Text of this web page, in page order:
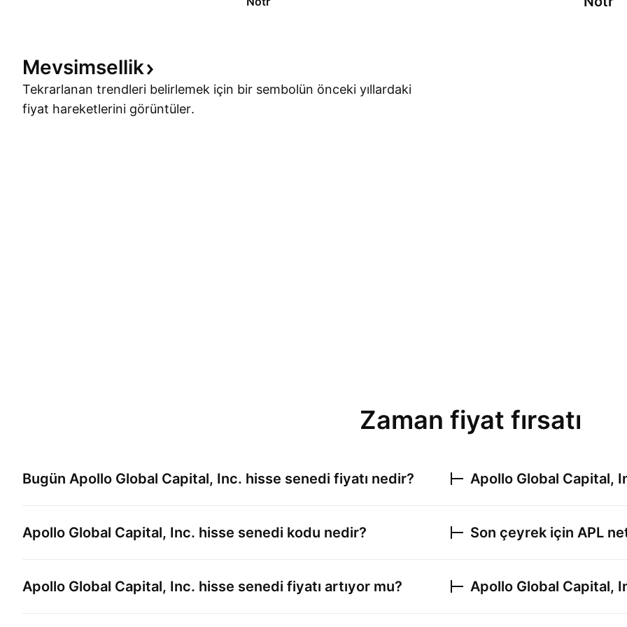
Mevsimsellik
Tekrarlanan trendleri belirlemek için bir sembolün önceki yıllardaki
fiyat hareketlerini görüntüler.
Zaman fiyat fırsatı
Bugün Apollo Global Capital, Inc. hisse senedi fiyatı nedir?
Apollo Global Capital, Inc. hisse senedi kodu nedir?
Apollo Global Capital, Inc. hisse senedi fiyatı artıyor mu?
Apollo Global Capital,
Son çeyrek için APL
Apollo Global Capital,